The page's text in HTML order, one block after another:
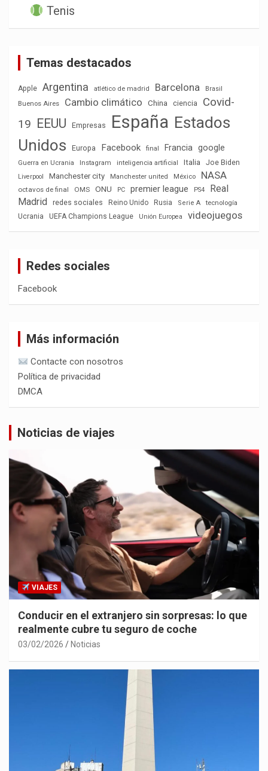
Tenis
Temas destacados
Apple Argentina atlético de madrid Barcelona
Brasil
Buenos Aires
Cambio climático China ciencia
Covid-
19
EEUU Empresas España Estados
Unidos
Europa Facebook final Francia google
Guerra en Ucrania Instagram inteligencia artificial Italia Joe Biden
Liverpool Manchester city Manchester united México NASA
octavos de final OMS ONU PC premier league PS4
Real
Madrid
redes sociales Reino Unido Rusia Serie A
tecnología
Ucrania
UEFA Champions League Unión Europea videojuegos
Redes sociales
Facebook
Más información
Contacte con nosotros
Política de privacidad
DMCA
Noticias de viajes
VIAJES
Conducir en el extranjero sin sorpresas: lo que
realmente cubre tu seguro de coche
03/02/2026 Noticias